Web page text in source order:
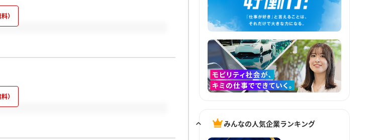
みんなの人気企業ランキング